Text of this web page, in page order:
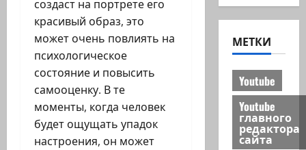
создаст на портрете его
красивый образ, это
может очень повлиять на
психологическое
состояние и повысить
самооценку. В те
моменты, когда человек
будет ощущать упадок
настроения, он может
МЕТКИ
Youtube
Youtube
главного
редактора
сайта